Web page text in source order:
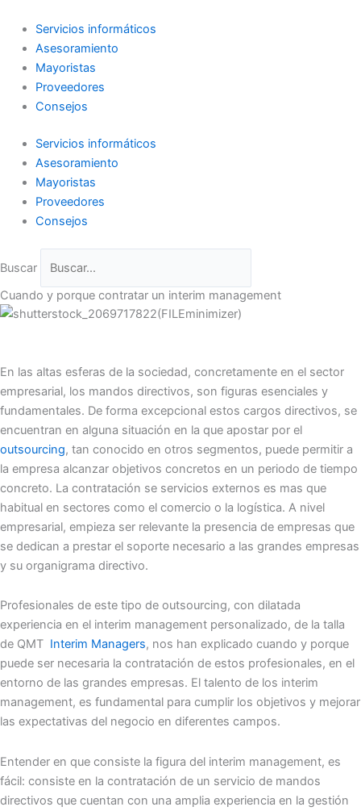
contenido
Servicios informáticos
Asesoramiento
Mayoristas
Proveedores
Consejos
Servicios informáticos
Asesoramiento
Mayoristas
Proveedores
Consejos
Buscar
Cuando y porque contratar un interim management
En las altas esferas de la sociedad, concretamente en el sector
empresarial, los mandos directivos, son figuras esenciales y
fundamentales. De forma excepcional estos cargos directivos, se
encuentran en alguna situación en la que apostar por el
outsourcing, tan conocido en otros segmentos, puede permitir a
la empresa alcanzar objetivos concretos en un periodo de tiempo
concreto. La contratación se servicios externos es mas que
habitual en sectores como el comercio o la logística. A nivel
empresarial, empieza ser relevante la presencia de empresas que
se dedican a prestar el soporte necesario a las grandes empresas
y su organigrama directivo.
Profesionales de este tipo de outsourcing, con dilatada
experiencia en el interim management personalizado, de la talla
de QMT Interim Managers, nos han explicado cuando y porque
puede ser necesaria la contratación de estos profesionales, en el
entorno de las grandes empresas. El talento de los interim
management, es fundamental para cumplir los objetivos y mejorar
las expectativas del negocio en diferentes campos.
Entender en que consiste la figura del interim management, es
fácil: consiste en la contratación de un servicio de mandos
directivos que cuentan con una amplia experiencia en la gestión